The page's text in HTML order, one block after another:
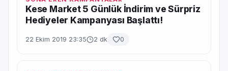
Kese Market 5 Günlük İndirim ve Sürpriz
Hediyeler Kampanyası Başlattı!
22 Ekim 2019 23:35 2 dk 0